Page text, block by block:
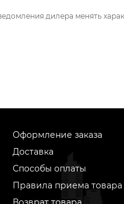
дилера менять
Оформление заказа
Доставка
Способы оплаты
Правила приема товара